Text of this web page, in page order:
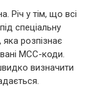
Річ у тім, що всі
спеціальну
розпізнає
МСС-коди.
визначити